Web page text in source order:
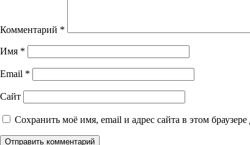
Комментарий *
Имя *
Email *
Сайт
Сохранить моё имя, email и адрес сайта в этом